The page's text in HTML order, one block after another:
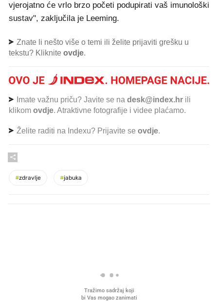
vjerojatno će vrlo brzo početi podupirati vaš imunološki
sustav", zaključila je Leeming.
Znate li nešto više o temi ili želite prijaviti grešku u
tekstu? Kliknite ovdje.
Imate važnu priču? Javite se na desk@index.hr ili
klikom ovdje. Atraktivne fotografije i videe plaćamo.
Želite raditi na Indexu? Prijavite se ovdje.
#zdravlje #jabuka